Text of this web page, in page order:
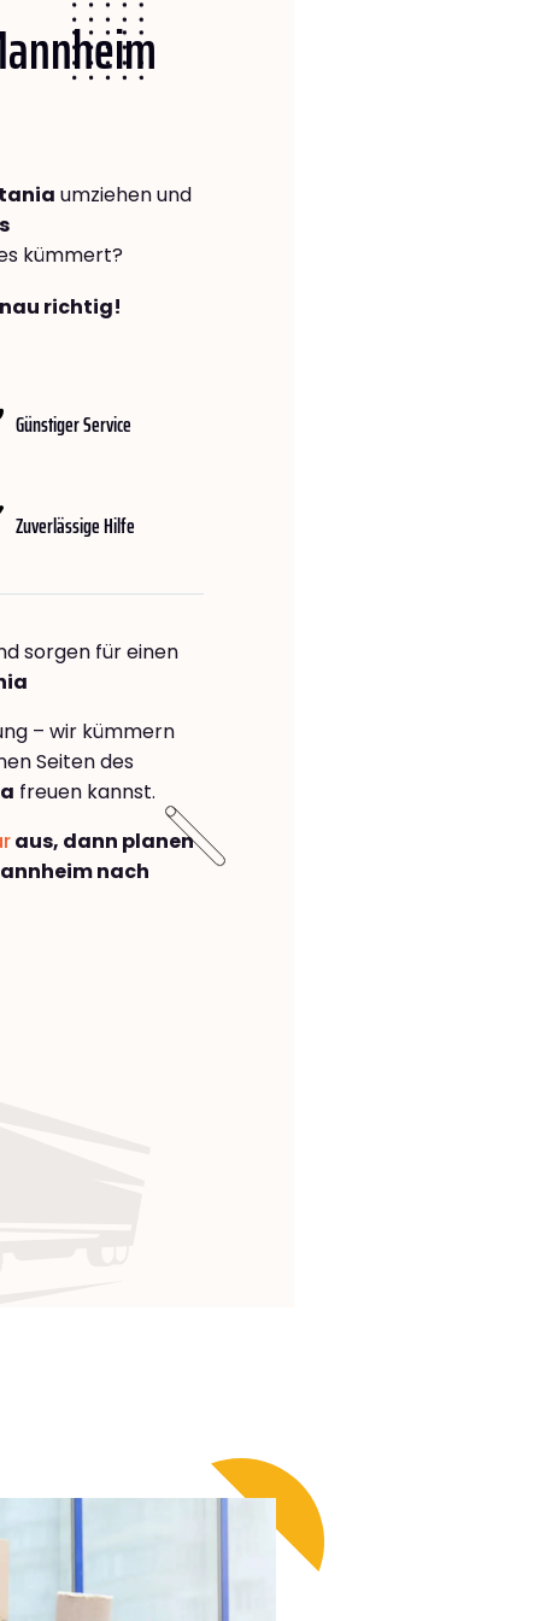
umziehen und
kümmert?
richtig!
Günstiger Service
Zuverlässige Hilfe
sorgen für einen
– wir kümmern
Seiten des
freuen kannst.
aus, dann planen
nach